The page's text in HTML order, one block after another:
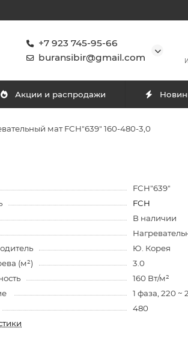
+7 923 745-95-66
buransibir@gmail.com
Акции и распродажи
мат FCH"639" 160-480-3,0
FCH"639"
FCH
В наличии
Ю. Корея
(м²)
3.0
160 Вт/м²
1 фаза, 220 ~
480